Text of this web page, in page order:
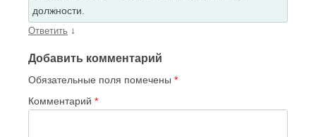
должности.
Ответить ↓
Добавить комментарий
Обязательные поля помечены *
Комментарий *